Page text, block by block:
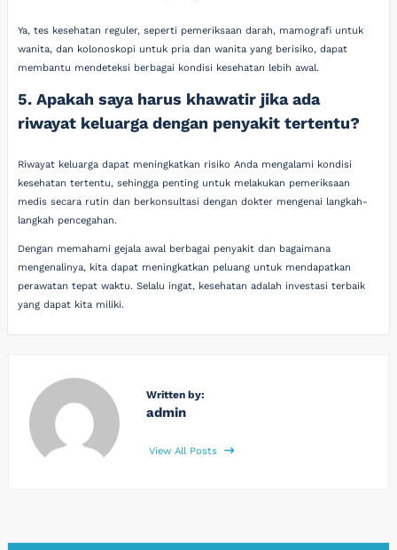
Ya, tes kesehatan reguler, seperti pemeriksaan darah, mamografi untuk
wanita, dan kolonoskopi untuk pria dan wanita yang berisiko, dapat
membantu mendeteksi berbagai kondisi kesehatan lebih awal.
5. Apakah saya harus khawatir jika ada
riwayat keluarga dengan penyakit tertentu?
Riwayat keluarga dapat meningkatkan risiko Anda mengalami kondisi
kesehatan tertentu, sehingga penting untuk melakukan pemeriksaan
medis secara rutin dan berkonsultasi dengan dokter mengenai langkah-
langkah pencegahan.
Dengan memahami gejala awal berbagai penyakit dan bagaimana
mengenalinya, kita dapat meningkatkan peluang untuk mendapatkan
perawatan tepat waktu. Selalu ingat, kesehatan adalah investasi terbaik
yang dapat kita miliki.
Written by:
admin
View All Posts